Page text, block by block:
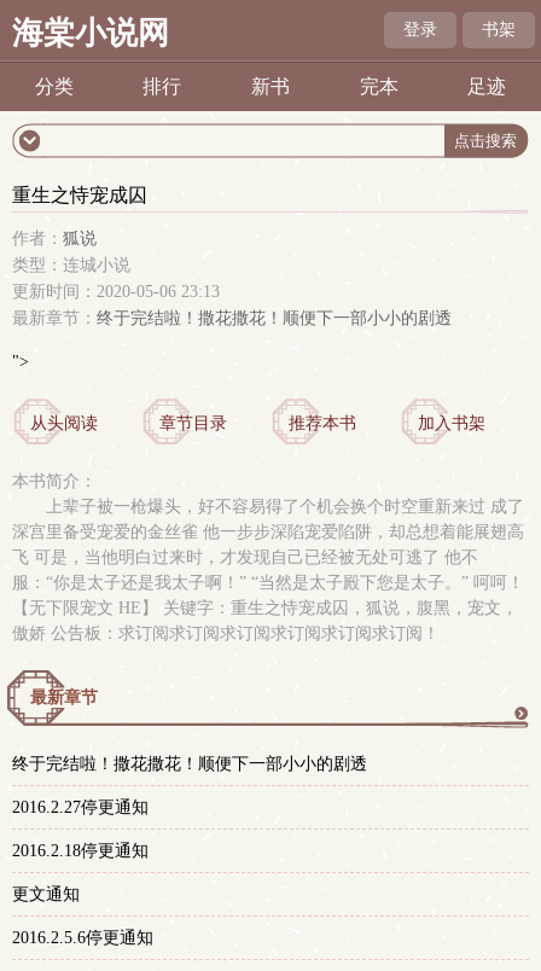
海棠小说网 登录 书架
分类 排行 新书 完本 足迹
重生之恃宠成囚
作者： 狐说
类型：连城小说
更新时间：2020-05-06 23:13
最新章节： 终于完结啦！撒花撒花！顺便下一部小小的剧透
">
从头阅读 章节目录 推荐本书 加入书架
本书简介：
上辈子被一枪爆头，好不容易得了个机会换个时空重新来过 成了
深宫里备受宠爱的金丝雀 他一步步深陷宠爱陷阱，却总想着能展翅高
飞 可是，当他明白过来时，才发现自己已经被无处可逃了 他不
服：“你是太子还是我太子啊！” “当然是太子殿下您是太子。” 呵呵！
【无下限宠文 HE】 关键字：重生之恃宠成囚，狐说，腹黑，宠文，
傲娇 公告板：求订阅求订阅求订阅求订阅求订阅求订阅！
最新章节
终于完结啦！撒花撒花！顺便下一部小小的剧透
2016.2.27停更通知
2016.2.18停更通知
更文通知
2016.2.5.6停更通知